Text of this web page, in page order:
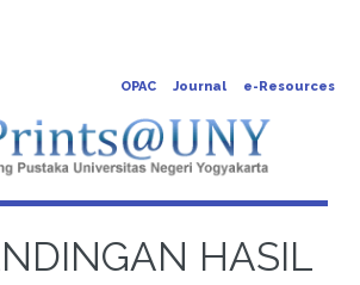
OPAC Journal e-Resources
HASIL